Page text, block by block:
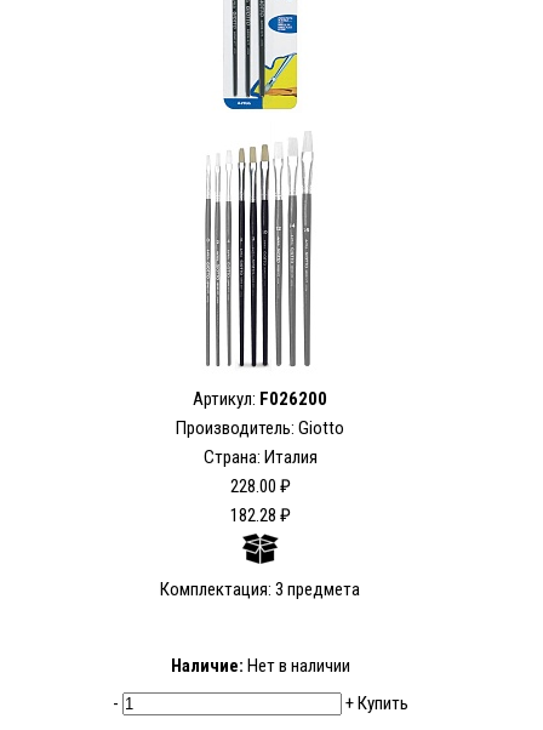
Артикул: F026200
Производитель: Giotto
Страна: Италия
228.00 ₽
182.28 ₽
Комплектация: 3 предмета
Наличие: Нет в наличии
-
+Купить